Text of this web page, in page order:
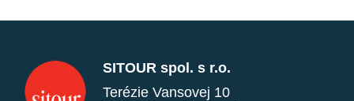
SITOUR spol. s r.o.
Terézie Vansovej 10